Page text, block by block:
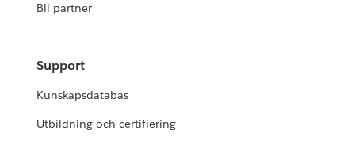
Bli partner
Support
Kunskapsdatabas
Utbildning och certifiering